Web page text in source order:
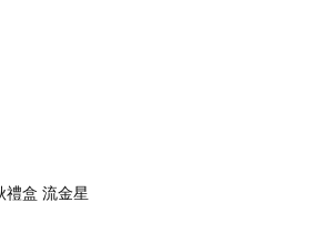
禮盒 流金星